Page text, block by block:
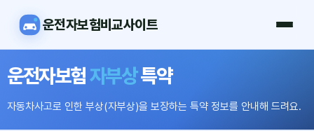
운전자보험비교사이트
운전자보험자부상특약
자동차사고로 인한 부상(자부상)을 보장하는 특약 정보를 안내해 드려요.